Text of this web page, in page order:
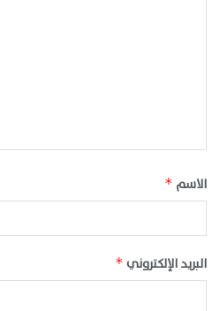
الاسم *
البريد الإلكتروني *